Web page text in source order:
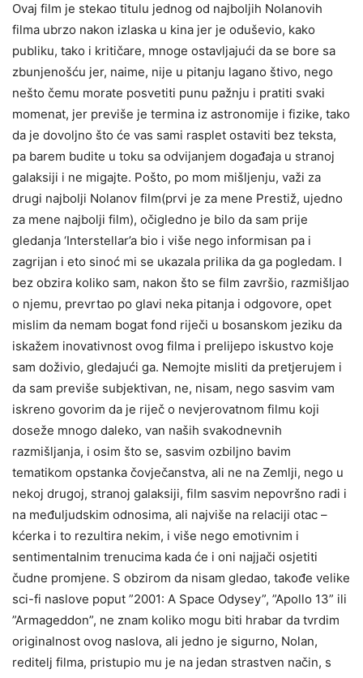
Ovaj film je stekao titulu jednog od najboljih Nolanovih
filma ubrzo nakon izlaska u kina jer je oduševio, kako
publiku, tako i kritičare, mnoge ostavljajući da se bore sa
zbunjenošću jer, naime, nije u pitanju lagano štivo, nego
nešto čemu morate posvetiti punu pažnju i pratiti svaki
momenat, jer previše je termina iz astronomije i fizike, tako
da je dovoljno što će vas sami rasplet ostaviti bez teksta,
pa barem budite u toku sa odvijanjem događaja u stranoj
galaksiji i ne migajte. Pošto, po mom mišljenju, važi za
drugi najbolji Nolanov film(prvi je za mene Prestiž, ujedno
za mene najbolji film), očigledno je bilo da sam prije
gledanja ‘Interstellar’a bio i više nego informisan pa i
zagrijan i eto sinoć mi se ukazala prilika da ga pogledam. I
bez obzira koliko sam, nakon što se film završio, razmišljao
o njemu, prevrtao po glavi neka pitanja i odgovore, opet
mislim da nemam bogat fond riječi u bosanskom jeziku da
iskažem inovativnost ovog filma i prelijepo iskustvo koje
sam doživio, gledajući ga. Nemojte misliti da pretjerujem i
da sam previše subjektivan, ne, nisam, nego sasvim vam
iskreno govorim da je riječ o nevjerovatnom filmu koji
doseže mnogo daleko, van naših svakodnevnih
razmišljanja, i osim što se, sasvim ozbiljno bavim
tematikom opstanka čovječanstva, ali ne na Zemlji, nego u
nekoj drugoj, stranoj galaksiji, film sasvim nepovršno radi i
na međuljudskim odnosima, ali najviše na relaciji otac –
kćerka i to rezultira nekim, i više nego emotivnim i
sentimentalnim trenucima kada će i oni najjači osjetiti
čudne promjene. S obzirom da nisam gledao, takođe velike
sci-fi naslove poput ”2001: A Space Odysey”, ”Apollo 13” ili
”Armageddon”, ne znam koliko mogu biti hrabar da tvrdim
originalnost ovog naslova, ali jedno je sigurno, Nolan,
reditelj filma, pristupio mu je na jedan strastven način, s